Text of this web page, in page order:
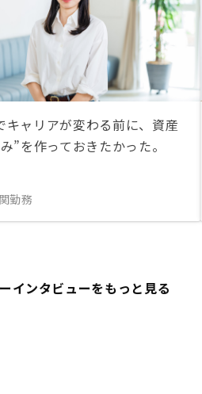
キャリアが変わる前に、資産
”を作っておきたかった。
勤務
インタビューをもっと見る